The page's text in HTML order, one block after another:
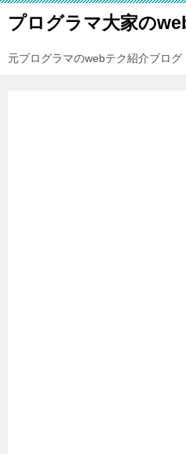
プログラマ大家の
元プログラマのwebテク紹介ブログ